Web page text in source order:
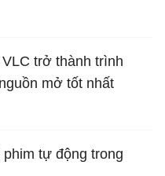
trở thành trình
mở tốt nhất
tự động trong